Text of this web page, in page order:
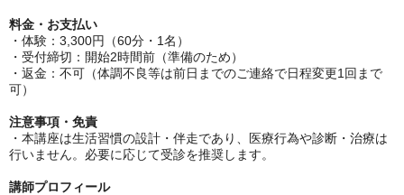
料金・お支払い
・体験：3,300円（60分・1名）
・受付締切：開始2時間前（準備のため）
・返金：不可（体調不良等は前日までのご連絡で日程変更1回まで
可）
注意事項・免責
・本講座は生活習慣の設計・伴走であり、医療行為や診断・治療は
行いません。必要に応じて受診を推奨します。
講師プロフィール